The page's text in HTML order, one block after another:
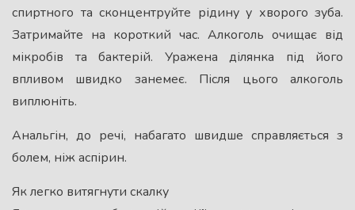
спиртного та сконцентруйте рідину у хворого зуба.
Затримайте на короткий час. Алкоголь очищає від
мікробів та бактерій. Уражена ділянка під його
впливом швидко занемеє. Після цього алкоголь
виплюніть.
Анальгін, до речі, набагато швидше справляється з
болем, ніж аспірин.
Як легко витягнути скалку